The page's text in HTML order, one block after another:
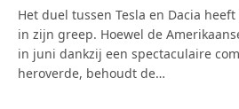
Het duel tussen Tesla en Dacia
in zijn greep. Hoewel de
in juni dankzij een spectaculaire
heroverde, behoudt de…